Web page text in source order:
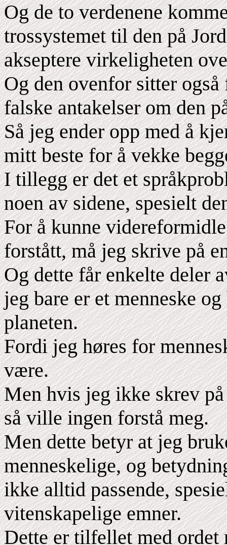
Og de to verdenene
trossystemet til den på
akseptere virkeligheten
Og den ovenfor sitter
falske antakelser om den
Så jeg ender opp med å
mitt beste for å vekke
I tillegg er det et
noen av sidene, spesielt
For å kunne
forstått, må jeg skrive på
Og dette får enkelte deler
jeg bare er et menneske
planeten.
Fordi jeg høres for
være.
Men hvis jeg ikke skrev
så ville ingen forstå meg.
Men dette betyr at jeg
menneskelige, og
ikke alltid passende,
vitenskapelige emner.
Dette er tilfellet med ordet